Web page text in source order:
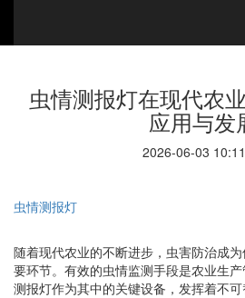
虫情测报灯在现代农
应用与发
2026-06-03
虫情测报灯
随着现代农业的不断进步，虫害防治成
要环节。有效的虫情监测手段是农业生
测报灯作为其中的关键设备，发挥着不可